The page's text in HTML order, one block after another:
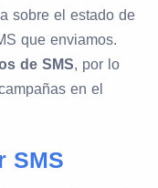
sobre el estado de
que enviamos.
de SMS, por lo
en el
SMS